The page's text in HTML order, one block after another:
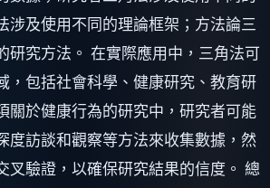
涉及使用不同的理論框架；方法論三
研究方法。 在實際應用中，三角法可
，包括社會科學、健康研究、教育研
關於健康行為的研究中，研究者可能
度訪談和觀察等方法來收集數據，然
叉驗證，以確保研究結果的信度。 總